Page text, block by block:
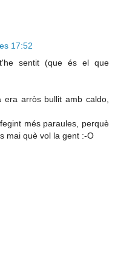
17:52
sentit (que és el que
arròs bullit amb caldo,
més paraules, perquè
mai què vol la gent :-O